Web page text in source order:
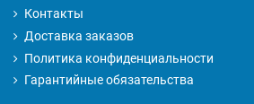
Контакты
Доставка заказов
Политика конфиденциальности
Гарантийные обязательства